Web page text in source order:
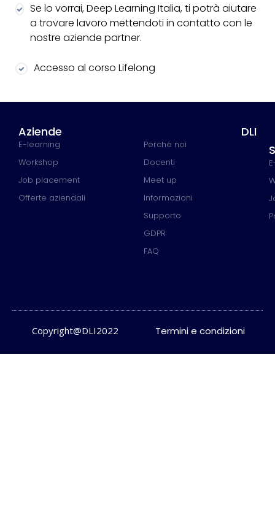
Se lo vorrai, Deep Learning Italia, ti potrà aiutare
a trovare lavoro mettendoti in contatto con le
nostre aziende partner.
Accesso al corso Lifelong
Aziende
E-learning
Workshop
Job placement
Offerte aziendali
DLI
Perché noi
Docenti
Meet up
Informazioni
Supporto
GDPR
FAQ
Copyright@DLI2022 Termini e condizioni